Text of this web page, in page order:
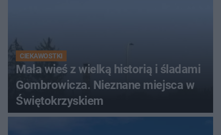
CIEKAWOSTKI
Mała wieś z wielką historią i śladami
Gombrowicza. Nieznane miejsca w
Świętokrzyskiem